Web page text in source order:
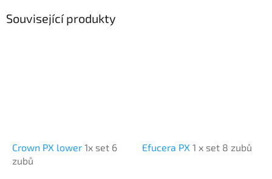
Související produkty
Crown PX lower 1x set 6
zubů
Efucera PX 1 x set 8 zubů